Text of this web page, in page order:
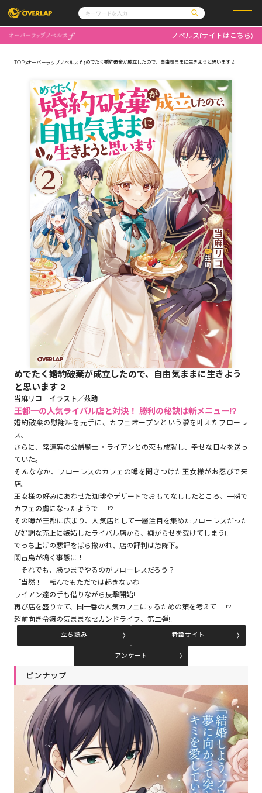
コミックガルド
コミッククリエ
文庫
ノベルス
その他
コミックエッセイ
ポケットモンスター
アニメ
ゲーム
通販・NEWS
OVERLAP STORE
オーバーラップ広報室
企業
会社概要
採用情報
アクセス
オーバーラップホールディングス
お問い合わせはこちら
オーバーラップ文庫
オーバーラップノベルス
オーバーラップノベルスf
ロサージュノベルス
コミックガルド
リキューレ
コミックパルフェ
閉じる
ノベルスfサイトはこちら
TOP オーバーラップノベルスｆ めでたく婚約破棄が成立したので、自由気ままに生きようと思います 2
めでたく婚約破棄が成立したので、自由気ままに生きよう
と思います 2
当麻リコ イラスト／茲助
王都一の人気ライバル店と対決！ 勝利の秘訣は新メニュー!?
婚約破棄の慰謝料を元手に、カフェオープンという夢を叶えたフローレ
ス。
さらに、常連客の公爵騎士・ライアンとの恋も成就し、幸せな日々を送っ
ていた。
そんななか、フローレスのカフェの噂を聞きつけた王女様がお忍びで来
店。
王女様の好みにあわせた珈琲やデザートでおもてなししたところ、一瞬で
カフェの虜になったようで……!?
その噂が王都に広まり、人気店として一層注目を集めたフローレスだった
が――好調な売上に嫉妬したライバル店から、嫌がらせを受けてしまう!!
でっち上げの悪評をばら撒かれ、店の評判は急降下。
閑古鳥が鳴く事態に！
「それでも、勝つまでやるのがフローレスだろう？」
「当然！ 転んでもただでは起きないわ」
ライアン達の手も借りながら――反撃開始!!
再び店を盛り立て、国一番の人気カフェにするための策を考えて……!?
超前向き令嬢の気ままなセカンドライフ、第二弾!!
立ち読み 特設サイト
アンケート
ピンナップ